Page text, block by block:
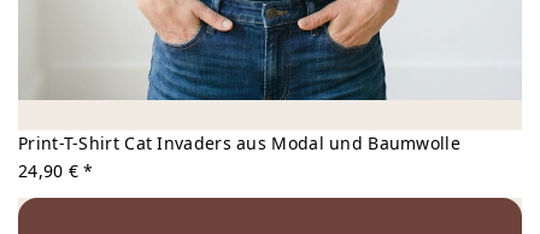
Print-T-Shirt Cat Invaders aus Modal und Baumwolle
24,90 € *